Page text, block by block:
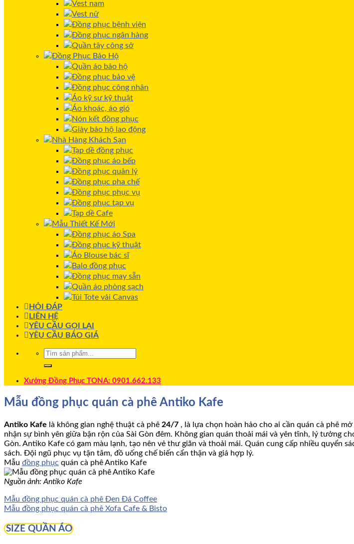
Vest nam
Vest nữ
Đồng phục bệnh viện
Đồng phục ngân hàng
Quần tây công sở
Đồng Phục Bảo Hộ
Quần áo bảo hộ
Đồng phục bảo vệ
Đồng phục công nhân
Áo kỹ sư kỹ thuật
Áo khoác, áo gió
Nón kết đồng phục
Giày bảo hộ lao động
Nhà Hàng Khách Sạn
Tạp dề đồng phục
Đồng phục áo bếp
Đồng phục quản lý
Đồng phục pha chế
Đồng phục phục vụ
Đồng phục tạp vụ
Tạp dề Cafe
Mẫu Thiết Kế Mới
Đồng phục áo Spa
Đồng phục kỹ thuật
Áo Blouse bác sĩ
Balo đồng phục
Đồng phục may sẵn
Quần áo phòng sạch
Túi Tote vải Canvas
HỎI ĐÁP
LIÊN HỆ
YÊU CẦU GỌI LẠI
YÊU CẦU BÁO GIÁ
Xưởng Đồng Phục TONA: 0901.662.133
Mẫu đồng phục quán cà phê Antiko Kafe
Antiko Kafe là không gian nghệ thuật cà phê 24/7 , là lựa chọn hoàn hảo cho ai cần quán cà phê
nhận sự bình yên giữa bận rộn của Sài Gòn đêm. Không gian quán thoải mái và yên tĩnh, lý tưởng
Gòn. Antiko Kafe có gam màu lạnh, tạo nên vẻ thư giãn và thoải mái. Quán cung cấp nhiều quyển
sách. Đội ngũ phục vụ tận tâm, đồ uống chế biến cẩn thận và giá hợp lý.
Mẫu đồng phục quán cà phê Antiko Kafe
Nguồn ảnh: Antiko Kafe
Mẫu đồng phục quán cà phê Đen Đá Coffee
Mẫu đồng phục quán cà phê Xofa Cafe & Bisto
SIZE QUẦN ÁO